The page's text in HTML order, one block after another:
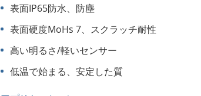
表面IP65防水、防塵
表面硬度MoHs 7、スクラッチ耐性
高い明るさ/軽いセンサー
低温で始まる、安定した質